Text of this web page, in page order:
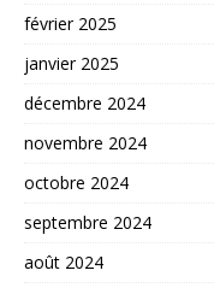
février 2025
janvier 2025
décembre 2024
novembre 2024
octobre 2024
septembre 2024
août 2024